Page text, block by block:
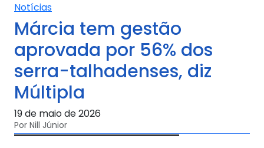
Notícias
Márcia tem gestão
aprovada por 56% dos
serra-talhadenses, diz
Múltipla
19 de maio de 2026
Por Nill Júnior